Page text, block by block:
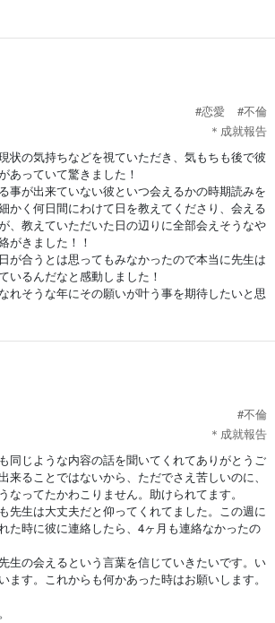
#恋愛
#不倫
＊成就報告
状の気持ちなどを視ていただき、気もちも後で彼
あっていて驚きました！
事が出来ていない彼といつ会えるかの時期読みを
かく何日間にわけて日を教えてくださり、会える
、教えていただいた日の辺りに全部会えそうなや
がきました！！
が合うとは思ってもみなかったので本当に先生は
いるんだなと感動しました！
れそうな年にその願いが叶う事を期待したいと思
#不倫
＊成就報告
同じような内容の話を聞いてくれてありがとうご
来ることではないから、ただでさえ苦しいのに、
なってたかわこりません。助けられてます。
先生は大丈夫だと仰ってくれてました。この週に
た時に彼に連絡したら、4ヶ月も連絡なかったの
生の会えるという言葉を信じていきたいです。い
ます。これからも何かあった時はお願いします。